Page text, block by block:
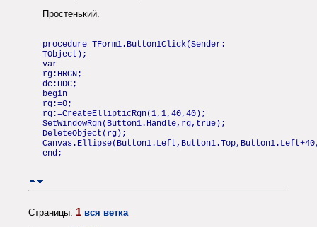
Простенький.
procedure TForm1.Button1Click(Sender:
TObject);
var
rg:HRGN;
dc:HDC;
begin
rg:=0;
rg:=CreateEllipticRgn(1,1,40,40);
SetWindowRgn(Button1.Handle,rg,true);
DeleteObject(rg);
end;
Страницы: 1 вся ветка